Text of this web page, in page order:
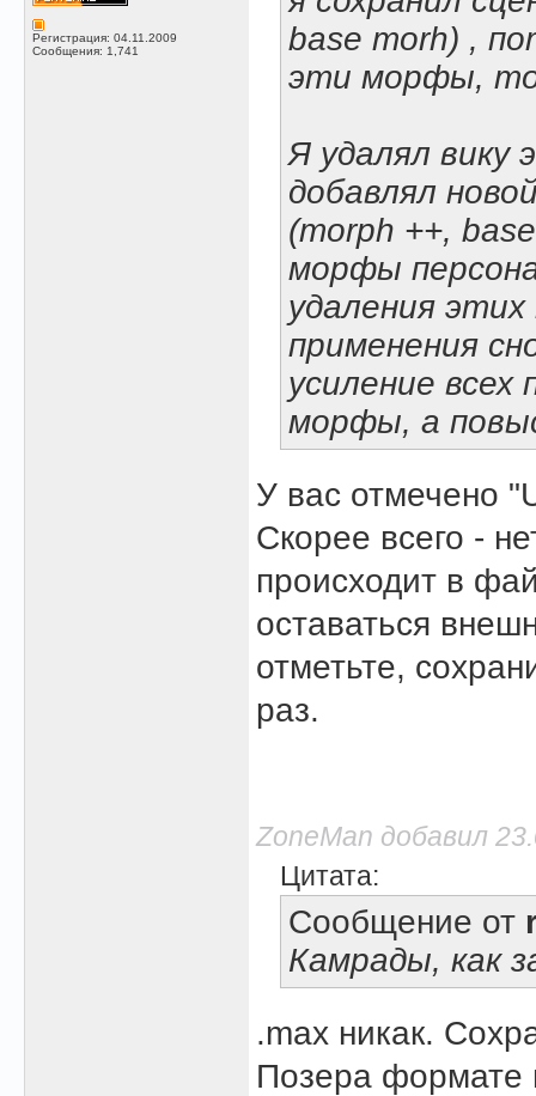
Регистрация: 04.11.2009
Сообщения: 1,741
base morh) ,
эти морфы, то
Я удалял вику
добавлял
(morph ++,
морфы
удаления
применения
усиление всех
морфы, а
У вас отмечено
Скорее всего -
происходит в
оставаться
отметьте,
раз.
ZoneMan добавил
Цитата:
Сообщение от
Камрады, как
.max никак.
Позера формате